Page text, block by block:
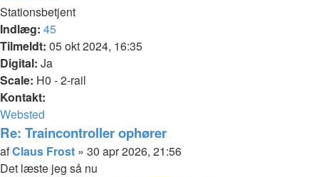
Stationsbetjent
Indlæg: 45
Tilmeldt: 05 okt 2024, 16:35
Digital: Ja
Scale: H0 - 2-rail
Kontakt:
Kontakt
Claus
Frost
Websted
Re: Traincontroller ophører
Citer
Indlæg
afClaus Frost » 30 apr 2026, 21:56
Det læste jeg så nu